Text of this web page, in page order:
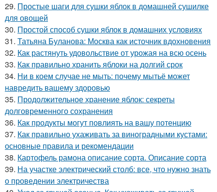
29. Простые шаги для сушки яблок в домашней сушилке
для овощей
30. Простой способ сушки яблок в домашних условиях
31. Татьяна Буланова: Москва как источник вдохновения
32. Как растянуть удовольствие от урожая на всю осень
33. Как правильно хранить яблоки на долгий срок
34. Ни в коем случае не мыть: почему мытьё может
навредить вашему здоровью
35. Продолжительное хранение яблок: секреты
долговременного сохранения
36. Как продукты могут повлиять на вашу потенцию
37. Как правильно ухаживать за виноградными кустами:
основные правила и рекомендации
38. Картофель рамона описание сорта. Описание сорта
39. На участке электрический столб: все, что нужно знать
о проведении электричества